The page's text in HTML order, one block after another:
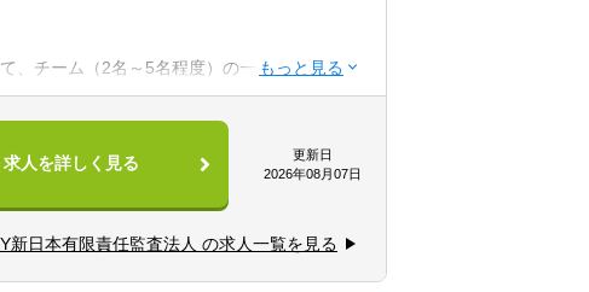
内部統制等）での経験
ザリー業務での経験
部門での管理職経験
内部統制等）でのプロジェクトマネジメント経
、チーム（2名～5名程度）の一員として業務
、チーム（2名～5名程度）を率いるリーダー
援
求人を詳しく見る
更新日
2026年08月07日
新日本有限責任監査法人 の求人一覧を見る